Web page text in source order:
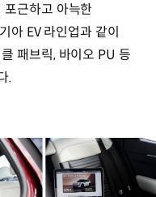
근하고 아늑한
아 EV 라인업과 같이
패브릭, 바이오 PU 등
.